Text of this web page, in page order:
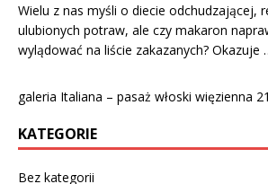
Wielu z nas myśli o diecie odchudzającej,
ulubionych potraw, ale czy makaron
wylądować na liście zakazanych? Okazuje
galeria Italiana – pasaż włoski więzienna
KATEGORIE
Bez kategorii